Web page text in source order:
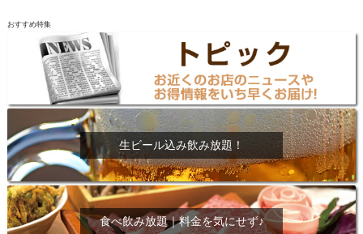
おすすめ特集
生ビール込み飲み放題！
食べ飲み放題｜料金を気にせず♪